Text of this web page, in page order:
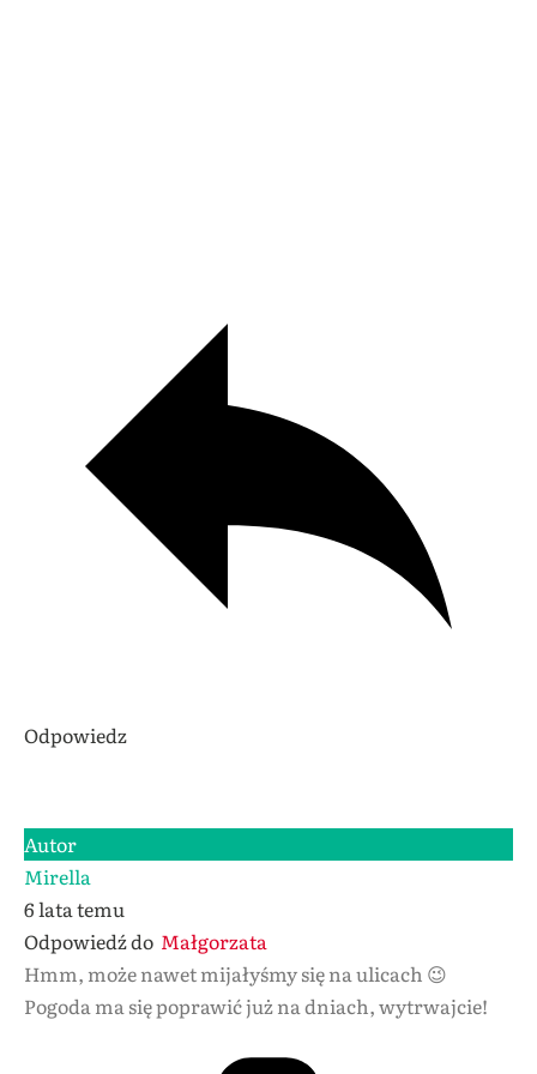
Odpowiedz
Autor
Mirella
6 lata temu
Odpowiedź do Małgorzata
Hmm, może nawet mijałyśmy się na ulicach 😉
Pogoda ma się poprawić już na dniach, wytrwajcie!